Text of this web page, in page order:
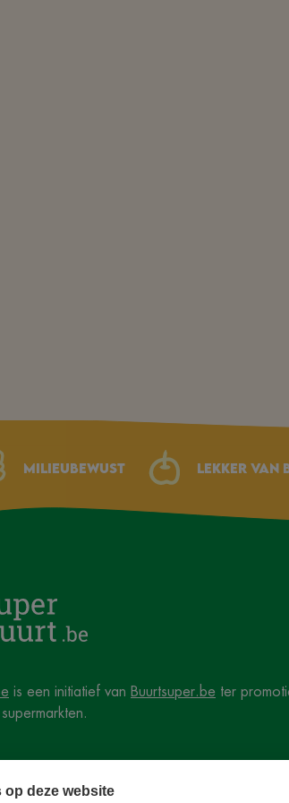
op deze website
Milieubewust Lekker van
is een initiatief van Buurtsuper.be ter